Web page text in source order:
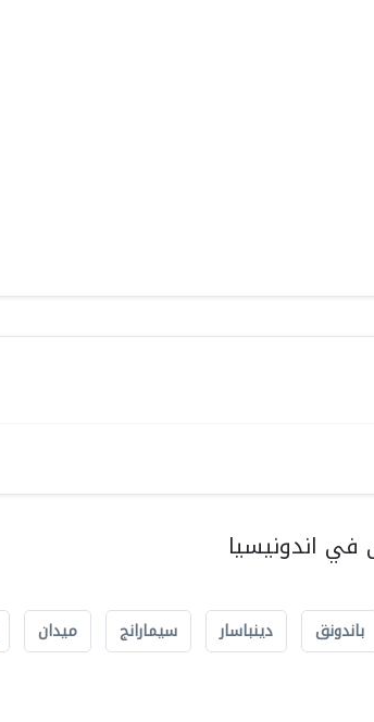
اندونيسيا
باندونق دينباسار سيمارانج ميدان